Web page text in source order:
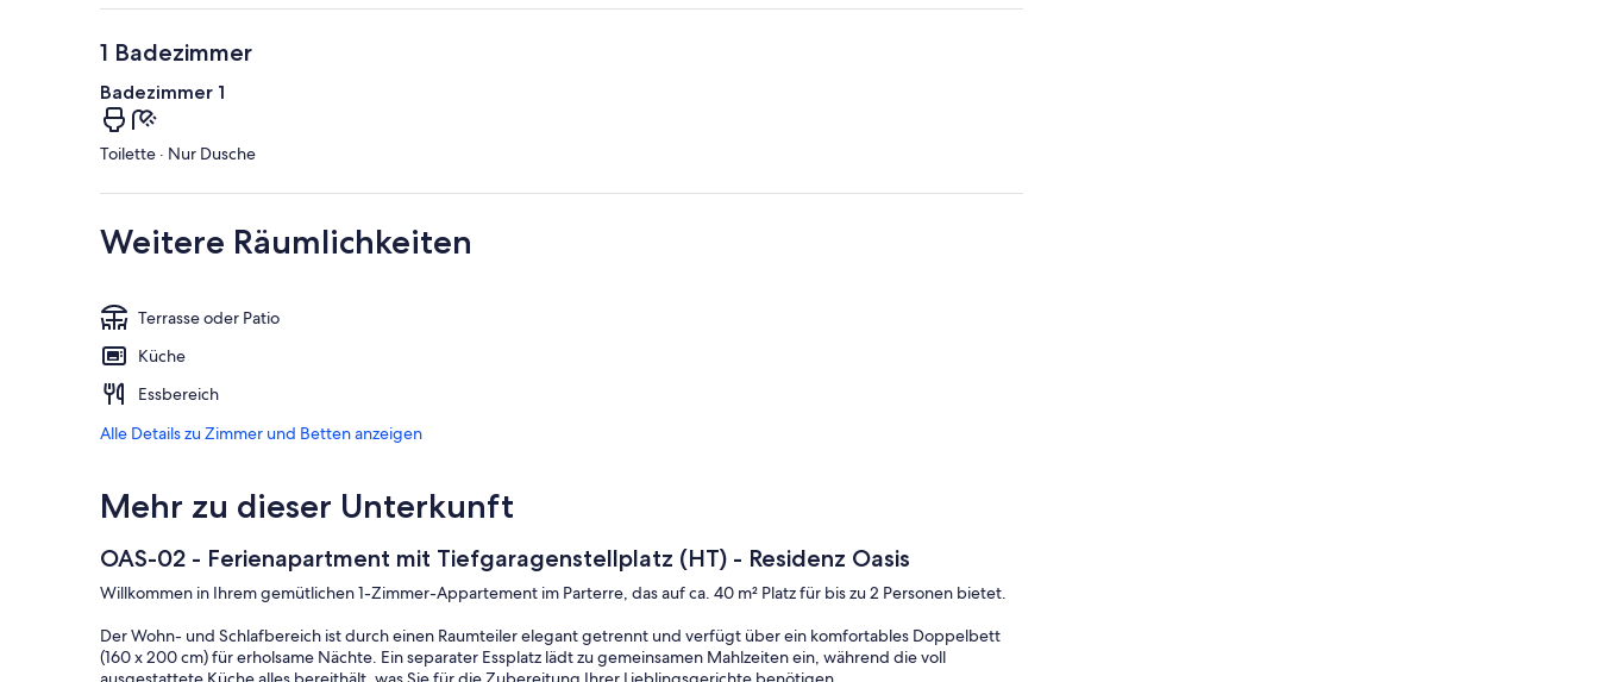
1 Badezimmer
Badezimmer 1
Toilette · Nur Dusche
Weitere Räumlichkeiten
Terrasse oder Patio
Küche
Essbereich
Alle Details zu Zimmer und Betten anzeigen
Mehr zu dieser Unterkunft
OAS-02 - Ferienapartment mit Tiefgaragenstellplatz (HT) - Residenz Oasis
Willkommen in Ihrem gemütlichen 1-Zimmer-Appartement im Parterre, das auf ca. 40 m² Platz für bis zu 2 Personen bietet.
Der Wohn- und Schlafbereich ist durch einen Raumteiler elegant getrennt und verfügt über ein komfortables Doppelbett
(160 x 200 cm) für erholsame Nächte. Ein separater Essplatz lädt zu gemeinsamen Mahlzeiten ein, während die voll